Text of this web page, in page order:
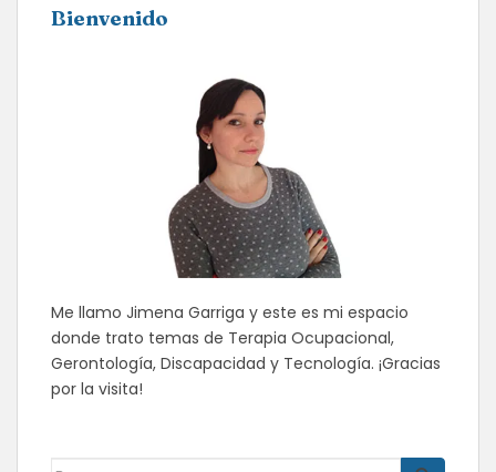
Bienvenido
Me llamo Jimena Garriga y este es mi espacio
donde trato temas de Terapia Ocupacional,
Gerontología, Discapacidad y Tecnología. ¡Gracias
por la visita!